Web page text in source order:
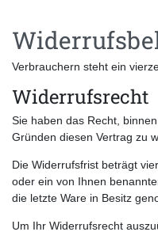
Verbrauchern steht ein
Widerrufsrecht
Sie haben das Recht,
Gründen diesen Vertrag zu
Die Widerrufsfrist beträgt
oder ein von Ihnen
die letzte Ware in Besitz
Um Ihr Widerrufsrecht